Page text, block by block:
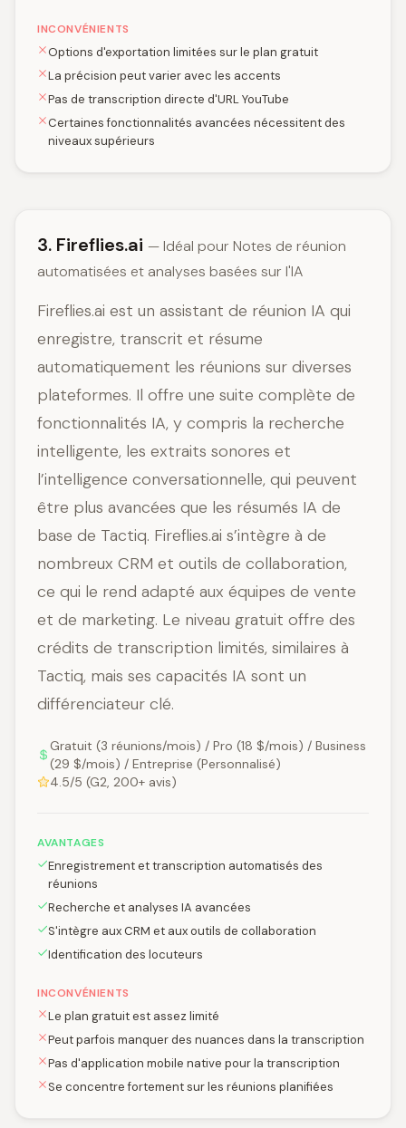
INCONVÉNIENTS
Options d'exportation limitées sur le plan gratuit
La précision peut varier avec les accents
Pas de transcription directe d'URL YouTube
Certaines fonctionnalités avancées nécessitent des
niveaux supérieurs
3. Fireflies.ai — Idéal pour Notes de réunion
automatisées et analyses basées sur l'IA
Fireflies.ai est un assistant de réunion IA qui
enregistre, transcrit et résume
automatiquement les réunions sur diverses
plateformes. Il offre une suite complète de
fonctionnalités IA, y compris la recherche
intelligente, les extraits sonores et
l’intelligence conversationnelle, qui peuvent
être plus avancées que les résumés IA de
base de Tactiq. Fireflies.ai s’intègre à de
nombreux CRM et outils de collaboration,
ce qui le rend adapté aux équipes de vente
et de marketing. Le niveau gratuit offre des
crédits de transcription limités, similaires à
Tactiq, mais ses capacités IA sont un
différenciateur clé.
Gratuit (3 réunions/mois) / Pro (18 $/mois) / Business
(29 $/mois) / Entreprise (Personnalisé)
4.5/5 (G2, 200+ avis)
AVANTAGES
Enregistrement et transcription automatisés des
réunions
Recherche et analyses IA avancées
S'intègre aux CRM et aux outils de collaboration
Identification des locuteurs
INCONVÉNIENTS
Le plan gratuit est assez limité
Peut parfois manquer des nuances dans la transcription
Pas d'application mobile native pour la transcription
Se concentre fortement sur les réunions planifiées